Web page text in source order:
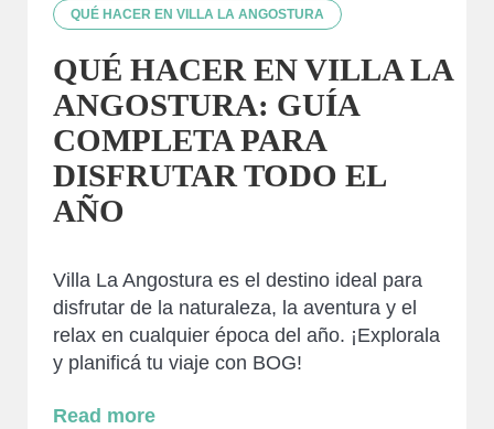
QUÉ HACER EN VILLA LA ANGOSTURA
QUÉ HACER EN VILLA LA
ANGOSTURA: GUÍA
COMPLETA PARA
DISFRUTAR TODO EL
AÑO
Villa La Angostura es el destino ideal para
disfrutar de la naturaleza, la aventura y el
relax en cualquier época del año. ¡Explorala
y planificá tu viaje con BOG!
Read more